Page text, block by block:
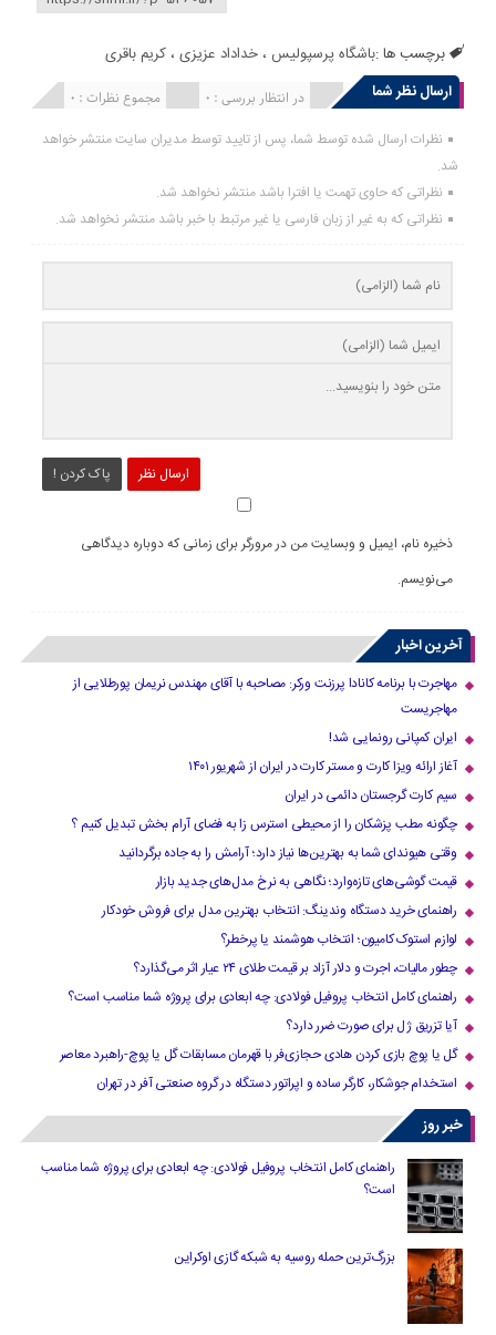
برچسب ها :باشگاه پرسپولیس ،خداداد عزیزی ،کریم باقری
ارسال نظر شما
مجموع نظرات : 0 در انتظار بررسی : 0 انتشار یافته : 0
نظرات ارسال شده توسط شما، پس از تایید توسط مدیران سایت منتشر خواهد
شد.
نظراتی که حاوی تهمت یا افترا باشد منتشر نخواهد شد.
نظراتی که به غیر از زبان فارسی یا غیر مرتبط با خبر باشد منتشر نخواهد شد.
ارسال نظر پاک کردن !
ذخیره نام، ایمیل و وبسایت من در مرورگر برای زمانی که دوباره دیدگاهی
می‌نویسم.
آخرین اخبار
مهاجرت با برنامه کانادا پرزنت ورکر: مصاحبه با آقای مهندس نریمان پورطلایی از
مهاجریست
ایران کمپانی رونمایی شد!
آغاز ارائه ویزا کارت و مستر کارت در ایران از شهریور ۱۴۰۱
سیم کارت گرجستان دائمی در ایران
چگونه مطب پزشکان را از محیطی استرس زا به فضای آرام بخش تبدیل کنیم ؟
وقتی هیوندای شما به بهترین‌ها نیاز دارد؛ آرامش را به جاده برگردانید
قیمت گوشی‌های تازه‌وارد؛ نگاهی به نرخ مدل‌های جدید بازار
راهنمای خرید دستگاه وندینگ: انتخاب بهترین مدل برای فروش خودکار
لوازم استوک کامیون؛ انتخاب هوشمند یا پرخطر؟
چطور مالیات، اجرت و دلار آزاد بر قیمت طلای ۲۴ عیار اثر می‌گذارد؟
راهنمای کامل انتخاب پروفیل فولادی: چه ابعادی برای پروژه شما مناسب است؟
آیا تزریق ژل برای صورت ضرر دارد​؟
گل یا پوچ بازی کردن هادی حجازی‌فر با قهرمان مسابقات گل یا پوچ-راهبرد معاصر
استخدام جوشکار، کارگر ساده و اپراتور دستگاه در گروه صنعتی آفر در تهران
خبر روز
راهنمای کامل انتخاب پروفیل فولادی: چه ابعادی برای پروژه شما مناسب
است؟
بزرگ‌ترین حمله روسیه به شبکه گازی اوکراین